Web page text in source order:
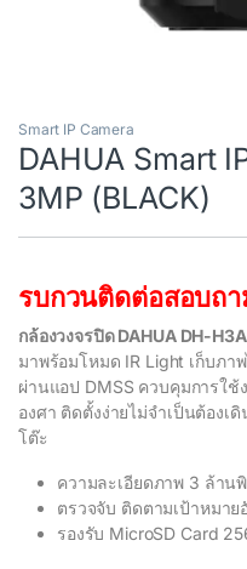
Smart IP Camera
DAHUA Smart
3MP (BLACK)
รบกวนติดต่อสอบถ
กล้องวงจรปิด DAHUA DH-
มาพร้อมโหมด IR Light เก็บภ
ผ่านแอป DMSS ควบคุมการใ
องศา ติดตั้งง่ายไม่จำเป็นต้องเ
โต๊ะ
ความละเอียดภาพ 3 ล้าน
ตรวจจับ ติดตามเป้าหมา
รองรับ MicroSD Card